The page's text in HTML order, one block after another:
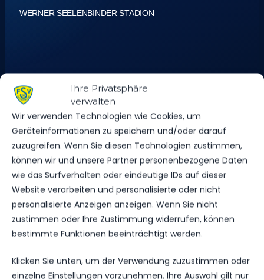
Ihre Privatsphäre
verwalten
Wir verwenden Technologien wie Cookies, um
Geräteinformationen zu speichern und/oder darauf
zuzugreifen. Wenn Sie diesen Technologien zustimmen,
können wir und unsere Partner personenbezogene Daten
wie das Surfverhalten oder eindeutige IDs auf dieser
Website verarbeiten und personalisierte oder nicht
personalisierte Anzeigen anzeigen. Wenn Sie nicht
zustimmen oder Ihre Zustimmung widerrufen, können
bestimmte Funktionen beeinträchtigt werden.
Klicken Sie unten, um der Verwendung zuzustimmen oder
einzelne Einstellungen vorzunehmen. Ihre Auswahl gilt nur
WERNER SEELENBINDER STADION
Str. des Friedens 42, 14943 Luckenwalde, Deutschland